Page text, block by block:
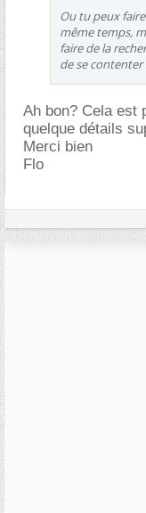
Ou tu peux
même temps,
faire de la
de se contenter
Ah bon? Cela est
quelque détails
Merci bien
Flo